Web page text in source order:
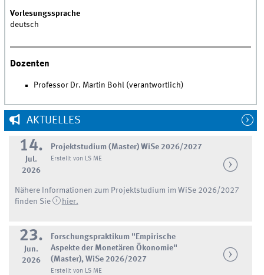
Vorlesungssprache
deutsch
Dozenten
Professor Dr. Martin Bohl (verantwortlich)
AKTUELLES
14.
Jul.
2026
Projektstudium (Master) WiSe 2026/2027
Erstellt von LS ME
Nähere Informationen zum Projektstudium im WiSe 2026/2027
finden Sie
hier.
23.
Jun.
2026
Forschungspraktikum "Empirische
Aspekte der Monetären Ökonomie"
(Master), WiSe 2026/2027
Erstellt von LS ME